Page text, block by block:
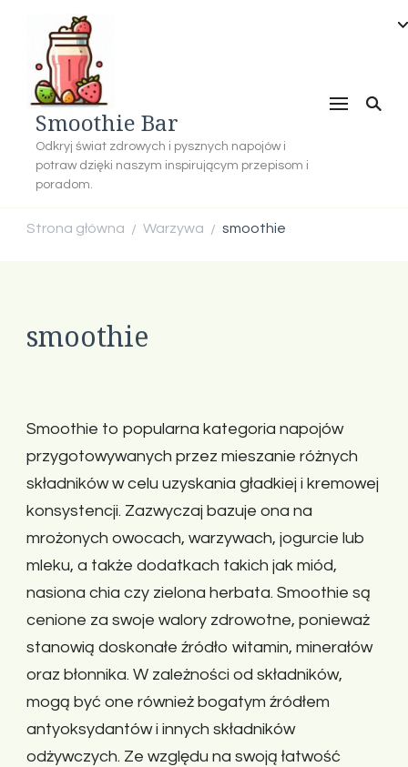
Smoothie Bar
Odkryj świat zdrowych i pysznych napojów i
potraw dzięki naszym inspirującym przepisom i
poradom.
Strona główna / Warzywa / smoothie
smoothie
Smoothie to popularna kategoria napojów
przygotowywanych przez mieszanie różnych
składników w celu uzyskania gładkiej i kremowej
konsystencji. Zazwyczaj bazuje ona na
mrożonych owocach, warzywach, jogurcie lub
mleku, a także dodatkach takich jak miód,
nasiona chia czy zielona herbata. Smoothie są
cenione za swoje walory zdrowotne, ponieważ
stanowią doskonałe źródło witamin, minerałów
oraz błonnika. W zależności od składników,
mogą być one również bogatym źródłem
antyoksydantów i innych składników
odżywczych. Ze względu na swoją łatwość